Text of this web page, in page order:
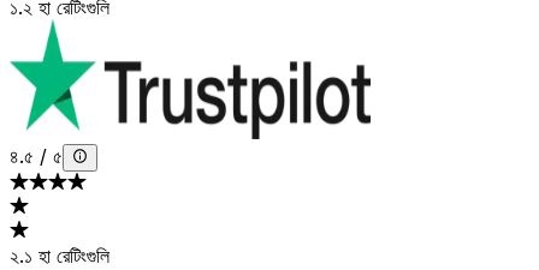
১.২ হা রেটিংগুলি
৪.৫ / ৫
২.১ হা রেটিংগুলি